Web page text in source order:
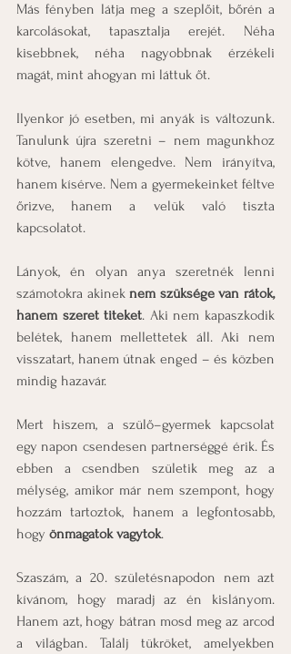
Más fényben látja meg a szeplőit, bőrén a
karcolásokat, tapasztalja erejét. Néha
kisebbnek, néha nagyobbnak érzékeli
magát, mint ahogyan mi láttuk őt.
Ilyenkor jó esetben, mi anyák is változunk.
Tanulunk újra szeretni – nem magunkhoz
kötve, hanem elengedve. Nem irányítva,
hanem kísérve. Nem a gyermekeinket féltve
őrizve, hanem a velük való tiszta
kapcsolatot.
Lányok, én olyan anya szeretnék lenni
számotokra akinek nem szüksége van rátok,
hanem szeret titeket. Aki nem kapaszkodik
belétek, hanem mellettetek áll. Aki nem
visszatart, hanem útnak enged – és közben
mindig hazavár.
Mert hiszem, a szülő–gyermek kapcsolat
egy napon csendesen partnerséggé érik. És
ebben a csendben születik meg az a
mélység, amikor már nem szempont, hogy
hozzám tartoztok, hanem a legfontosabb,
hogy önmagatok vagytok.
Szaszám, a 20. születésnapodon nem azt
kívánom, hogy maradj az én kislányom.
Hanem azt, hogy bátran mosd meg az arcod
a világban. Találj tükröket, amelyekben